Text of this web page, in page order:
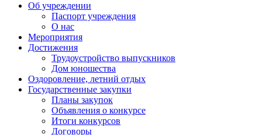
Об учреждении
Паспорт учреждения
О нас
Мероприятия
Достижения
Трудоустройство выпускников
Дом юношества
Оздоровление, летний отдых
Государственные закупки
Планы закупок
Объявления о конкурсе
Итоги конкурсов
Договоры